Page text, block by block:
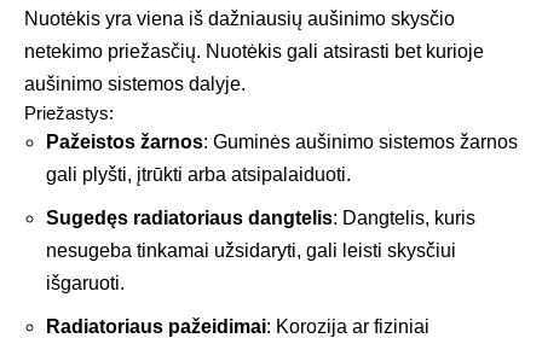
Nuotėkis yra viena iš dažniausių aušinimo skysčio
netekimo priežasčių. Nuotėkis gali atsirasti bet kurioje
aušinimo sistemos dalyje.
Priežastys:
Pažeistos žarnos: Guminės aušinimo sistemos žarnos
gali plyšti, įtrūkti arba atsipalaiduoti.
Sugedęs radiatoriaus dangtelis: Dangtelis, kuris
nesugeba tinkamai užsidaryti, gali leisti skysčiui
išgaruoti.
Radiatoriaus pažeidimai: Korozija ar fiziniai